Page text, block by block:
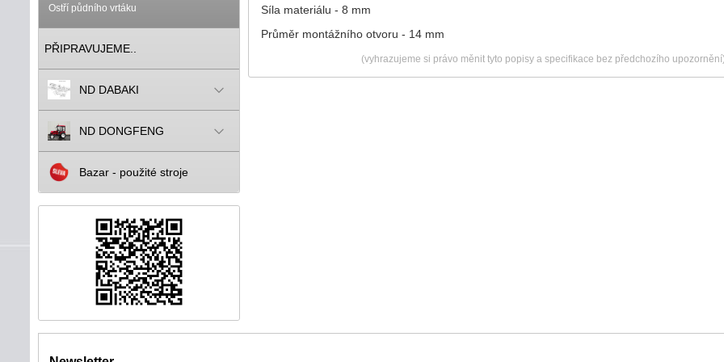
Ostří půdního vrtáku
PŘIPRAVUJEME..
ND DABAKI
ND DONGFENG
Bazar - použité stroje
Síla materiálu - 8 mm
Průměr montážního otvoru - 14 mm
(vyhrazujeme si právo měnit tyto popisy a specifikace bez předchozího